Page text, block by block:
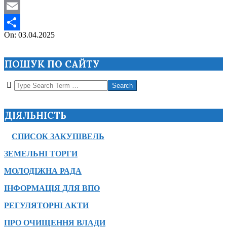
WhatsApp
Email
Поділитися
2025-
On: 03.04.2025
ПОШУК ПО САЙТУ
Search
ДІЯЛЬНІСТЬ
СПИСОК ЗАКУПІВЕЛЬ
ЗЕМЕЛЬНІ ТОРГИ
МОЛОДІЖНА РАДА
ІНФОРМАЦІЯ ДЛЯ ВПО
РЕГУЛЯТОРНІ АКТИ
ПРО ОЧИЩЕННЯ ВЛАДИ